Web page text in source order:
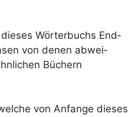
Wör­ter­buchs End­
von denen abwei­
Büchern
von Anfan­ge die­ses